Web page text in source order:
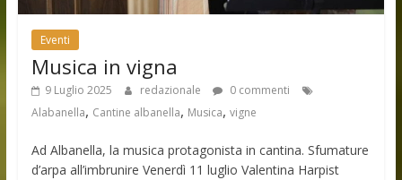
Eventi
Musica in vigna
9 Luglio 2025 redazionale
0 commenti
Alabanella, Cantine albanella, Musica, vigne
Ad Albanella, la musica protagonista in cantina. Sfumature
d’arpa all’imbrunire Venerdì 11 luglio Valentina Harpist